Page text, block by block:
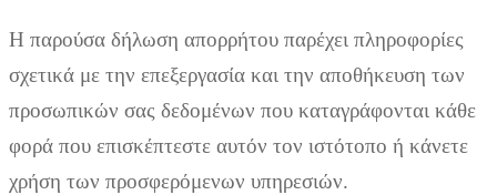
Η παρούσα δήλωση απορρήτου παρέχει πληροφορίες
σχετικά με την επεξεργασία και την αποθήκευση των
προσωπικών σας δεδομένων που καταγράφονται κάθε
φορά που επισκέπτεστε αυτόν τον ιστότοπο ή κάνετε
χρήση των προσφερόμενων υπηρεσιών.